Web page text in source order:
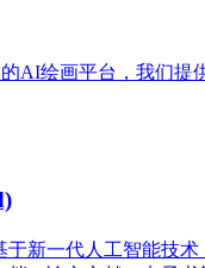
AI绘画平台，我们提
于新一代人工智能技